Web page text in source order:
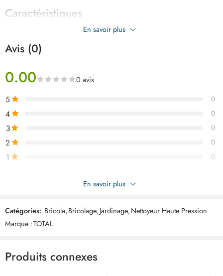
il reste facile à transporter tout en garantissant puissance, fiabilité et
Caractéristiques
En savoir plus
Avis (0)
0.00 0 avis
5 0
4 0
3 0
2 0
1 0
Soyez le premier à donner votre avis sur “TOTAL laveur hp 2000w
160 bar TGT11376”
Commentaires
Il n'y a pas encore de critiques.
En savoir plus
Catégories: Bricola,Bricolage,Jardinage,Nettoyeur Haute Pression
Marque :TOTAL
Produits connexes